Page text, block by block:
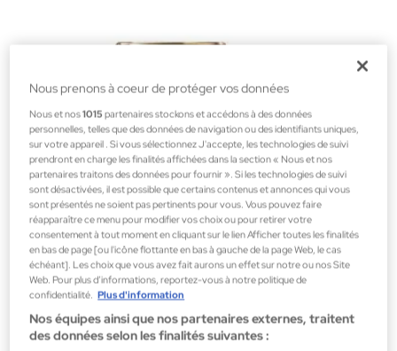
Guerlain
Orchidée Impériale Crème cou et Décolleté
Orchidée Impériale
Nous prenons à coeur de protéger vos données
Nous et nos1015 partenaires stockons et accédons à des données
personnelles, telles que des données de navigation ou des identifiants uniques,
sur votre appareil . Si vous sélectionnez J'accepte, les technologies de suivi
prendront en charge les finalités affichées dans la section « Nous et nos
partenaires traitons des données pour fournir ». Si les technologies de suivi
sont désactivées, il est possible que certains contenus et annonces qui vous
sont présentés ne soient pas pertinents pour vous. Vous pouvez faire
réapparaître ce menu pour modifier vos choix ou pour retirer votre
consentement à tout moment en cliquant sur le lien Afficher toutes les finalités
en bas de page [ou l'icône flottante en bas à gauche de la page Web, le cas
échéant]. Les choix que vous avez fait aurons un effet sur notre ou nos Site
Web. Pour plus d’informations, reportez-vous à notre politique de
confidentialité. Plus d'information
Nos équipes ainsi que nos partenaires externes, traitent
des données selon les finalités suivantes :